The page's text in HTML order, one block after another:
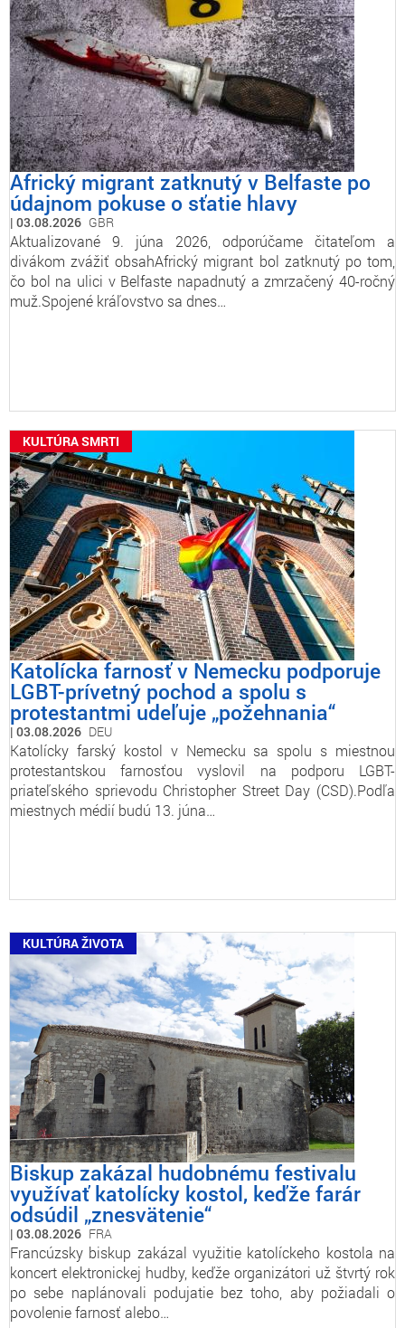
Africký migrant zatknutý v Belfaste po
údajnom pokuse o sťatie hlavy
03.08.2026 GBR
Aktualizované 9. júna 2026, odporúčame čitateľom a
divákom zvážiť obsahAfrický migrant bol zatknutý po tom,
čo bol na ulici v Belfaste napadnutý a zmrzačený 40-ročný
muž.Spojené kráľovstvo sa dnes…
KULTÚRA SMRTI
Katolícka farnosť v Nemecku podporuje
LGBT-prívetný pochod a spolu s
protestantmi udeľuje „požehnania“
03.08.2026 DEU
Katolícky farský kostol v Nemecku sa spolu s miestnou
protestantskou farnosťou vyslovil na podporu LGBT-
priateľského sprievodu Christopher Street Day (CSD).Podľa
miestnych médií budú 13. júna…
KULTÚRA ŽIVOTA
Biskup zakázal hudobnému festivalu
využívať katolícky kostol, keďže farár
odsúdil „znesvätenie“
03.08.2026 FRA
Francúzsky biskup zakázal využitie katolíckeho kostola na
koncert elektronickej hudby, keďže organizátori už štvrtý rok
po sebe naplánovali podujatie bez toho, aby požiadali o
povolenie farnosť alebo…